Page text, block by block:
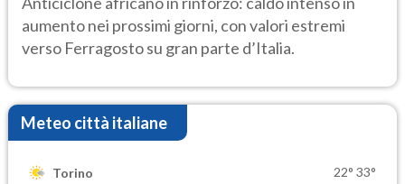
aumento nei prossimi giorni, con valori estremi
verso Ferragosto su gran parte d’Italia.
Meteo città italiane
Torino 22° 33°